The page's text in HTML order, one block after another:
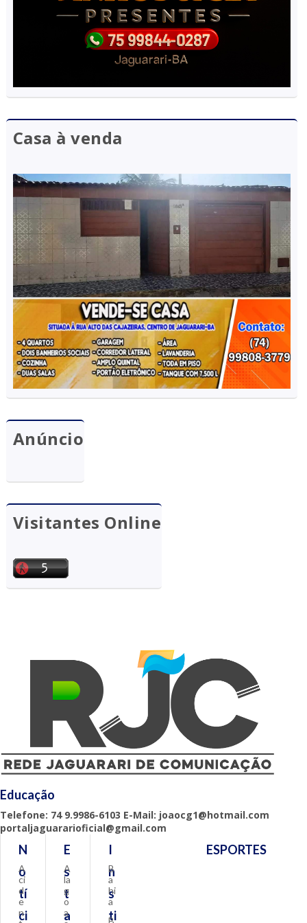
Casa à venda
Anúncio
Visitantes Online
Educação
Telefone: 74 9.9986-6103 E-Mail: joaocg1@hotmail.com
portaljaguararioficial@gmail.com
N
o
tí
ci
A
ci
d
e
n
E
s
t
a
A
la
g
o
a
I
n
s
ti
B
a
hi
a
B
ESPORTES